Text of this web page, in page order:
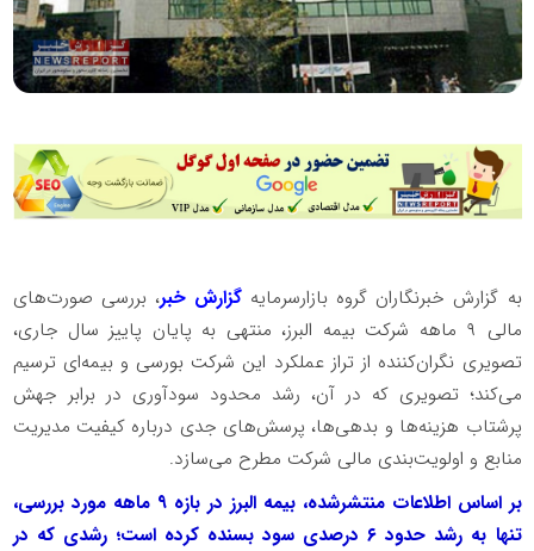
به گزارش خبرنگاران گروه بازارسرمایهگزارش خبر، بررسی صورت‌های
مالی ۹ ماهه شرکت بیمه البرز، منتهی به پایان پاییز سال جاری،
تصویری نگران‌کننده از تراز عملکرد این شرکت بورسی و بیمه‌ای ترسیم
می‌کند؛ تصویری که در آن، رشد محدود سودآوری در برابر جهش
پرشتاب هزینه‌ها و بدهی‌ها، پرسش‌های جدی درباره کیفیت مدیریت
منابع و اولویت‌بندی مالی شرکت مطرح می‌سازد.
بر اساس اطلاعات منتشرشده، بیمه البرز در بازه ۹ ماهه مورد بررسی،
تنها به رشد حدود ۶ درصدی سود بسنده کرده است؛ رشدی که در